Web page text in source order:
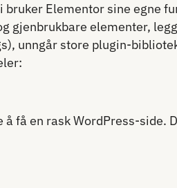
Elementor sine egne
gjenbrukbare elementer,
unngår store plugin-
få en rask WordPress-side.